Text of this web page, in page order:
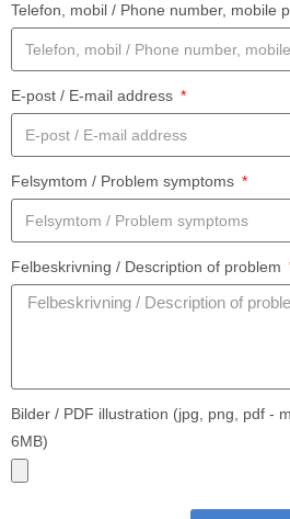
Telefon, mobil / Phone number, mobile
E-post / E-mail address
Felsymtom / Problem symptoms
Felbeskrivning / Description of problem
Bilder / PDF illustration (jpg, png, pdf -
6MB)